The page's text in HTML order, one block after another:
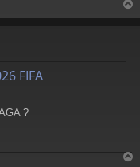
a
FIFA
?